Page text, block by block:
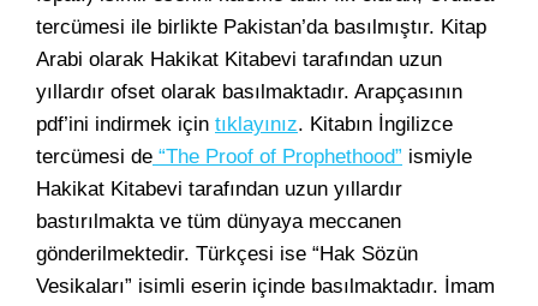
tercümesi ile birlikte Pakistan’da basılmıştır. Kitap
Arabi olarak Hakikat Kitabevi tarafından uzun
yıllardır ofset olarak basılmaktadır. Arapçasının
pdf’ini indirmek için tıklayınız. Kitabın İngilizce
tercümesi de “The Proof of Prophethood” ismiyle
Hakikat Kitabevi tarafından uzun yıllardır
bastırılmakta ve tüm dünyaya meccanen
gönderilmektedir. Türkçesi ise “Hak Sözün
Vesikaları” isimli eserin içinde basılmaktadır. İmam